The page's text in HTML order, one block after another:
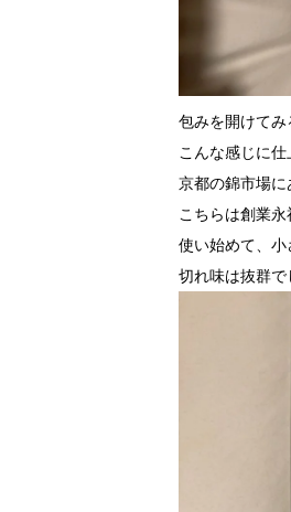
包みを開けてみ
こんな感じに
京都の錦市場
こちらは創業
使い始めて、
切れ味は抜群で